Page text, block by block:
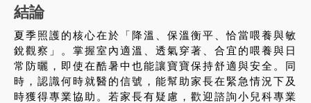
結論
夏季照護的核心在於「降溫、保溫衡平、恰當喂養與敏
銳觀察」。掌握室內適溫、透氣穿著、合宜的喂養與日
常防曬，即使在酷暑中也能讓寶寶保持舒適與安全。同
時，認識何時就醫的信號，能幫助家長在緊急情況下及
時獲得專業協助。若家長有疑慮，歡迎諮詢小兒科專業